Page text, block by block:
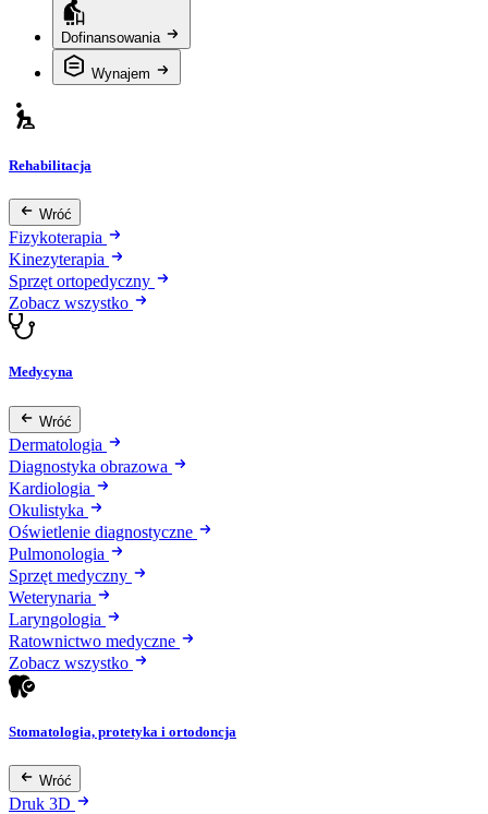
Dofinansowania
Wynajem
Rehabilitacja
Wróć
Fizykoterapia
Kinezyterapia
Sprzęt ortopedyczny
Zobacz wszystko
Medycyna
Wróć
Dermatologia
Diagnostyka obrazowa
Kardiologia
Okulistyka
Oświetlenie diagnostyczne
Pulmonologia
Sprzęt medyczny
Weterynaria
Laryngologia
Ratownictwo medyczne
Zobacz wszystko
Stomatologia, protetyka i ortodoncja
Wróć
Druk 3D